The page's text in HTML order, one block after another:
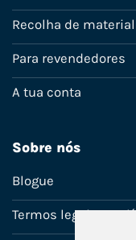
Recolha de
Para revendedores
A tua conta
Sobre nós
Blogue
Termos legais e